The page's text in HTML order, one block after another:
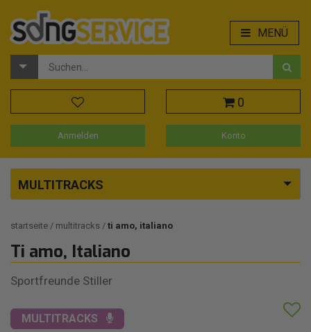
MENÜ
0
Anmelden Konto
MULTITRACKS
startseite multitracks ti amo, italiano
Ti amo, Italiano
Sportfreunde Stiller
MULTITRACKS